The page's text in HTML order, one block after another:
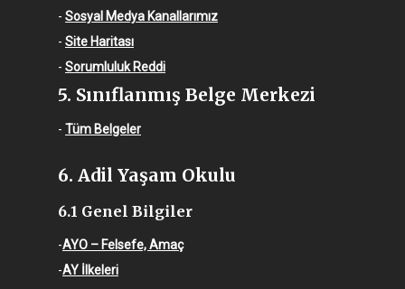
- Sosyal Medya Kanallarımız
- Site Haritası
- Sorumluluk Reddi
5. Sınıflanmış Belge Merkezi
- Tüm Belgeler
6. Adil Yaşam Okulu
6.1 Genel Bilgiler
-AYO – Felsefe, Amaç
-AY İlkeleri